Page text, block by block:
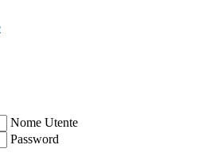
Nome Utente
Password